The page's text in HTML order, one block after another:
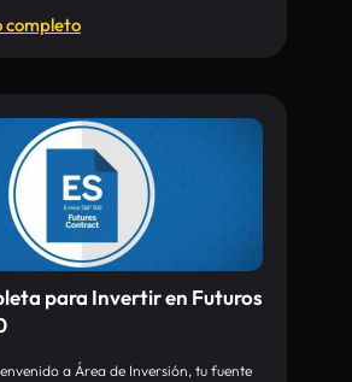
completo
para Invertir en Futuros
a Área de Inversión, tu fuente